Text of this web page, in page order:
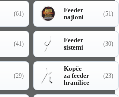
(61)
Feeder
najloni
(51)
(41)
Feeder
sistemi
(30)
(29)
Kopče
za feeder
hranilice
(23)